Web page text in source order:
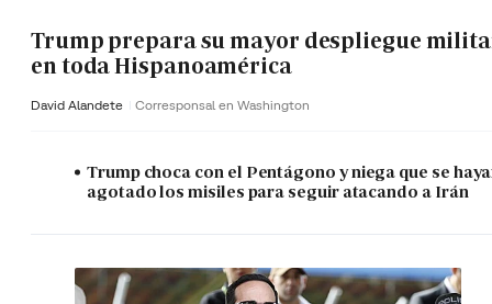
Trump prepara su mayor despliegue
en toda Hispanoamérica
David Alandete Corresponsal en Washington
Trump choca con el Pentágono y niega que se
agotado los misiles para seguir atacando a Irán